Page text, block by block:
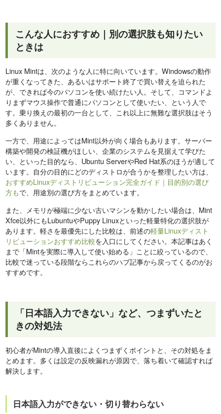
こんな人におすすめ｜別の選択肢も知りたい
ときは
Linux Mintは、次のような人に特に向いています。Windowsの動作
が重くなってきた、あるいはサポート終了で買い替えを迫られた
が、できれば今のパソコンを使い続けたい人。そして、コマンドよ
りまずマウス操作で普通にパソコンとして使いたい、という人で
す。乗り換えの最初の一台として、これ以上に無難な選択肢はそう
多くありません。
一方で、用途によってはMint以外が向く場合もあります。サーバー
構築や開発の検証機がほしい、企業のシステムを見据えて学びた
い、といった目的なら、Ubuntu ServerやRed Hat系のほうが適して
います。自分の目的にどのディストロが合うかを整理したい方は、
おすすめLinuxディストリビューション完全ガイド｜目的別の選び
方もで、用途別の選び方をまとめています。
また、メモリが極端に少ない古いマシンを動かしたい場合は、Mint
Xfce以外にもLubuntuやPuppy Linuxといった軽量特化の選択肢が
あります。軽さを最優先にした比較は、前述の軽量Linuxディスト
リビューションおすすめ比較を入口にしてください。本記事はあく
まで「Mintを実際に導入して使い始める」ことに絞っているので、
比較で迷っている段階ならこれらのハブ記事から戻ってくるのがお
すすめです。
「日本語入力できない」など、つまずいたと
きの対処法
初心者がMintの導入直後によくつまずくポイントと、その対処をま
とめます。多くは設定の反映漏れが原因で、落ち着いて確認すれば
解決します。
日本語入力ができない・切り替わらない